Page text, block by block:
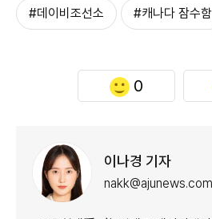
#데이비조선소 #캐나다 잠수함
0
이나경 기자
nakk@ajunews.com